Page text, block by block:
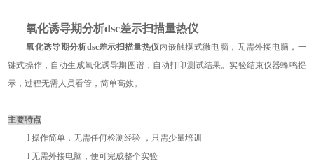
氧化诱导期分析dsc差示扫描量热仪
氧化诱导期分析dsc差示扫描量热仪内嵌触摸式微电脑，无需外接电脑，一
键式操作，自动生成氧化诱导期图谱，自动打印测试结果。实验结束仪器蜂鸣提
示，过程无需人员看管，简单高效。
主要特点
l操作简单，无需任何检测经验 ，只需少量培训
l无需外接电脑，便可完成整个实验